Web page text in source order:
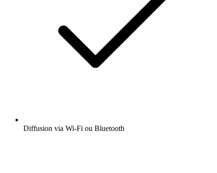
Diffusion via Wi-Fi ou Bluetooth